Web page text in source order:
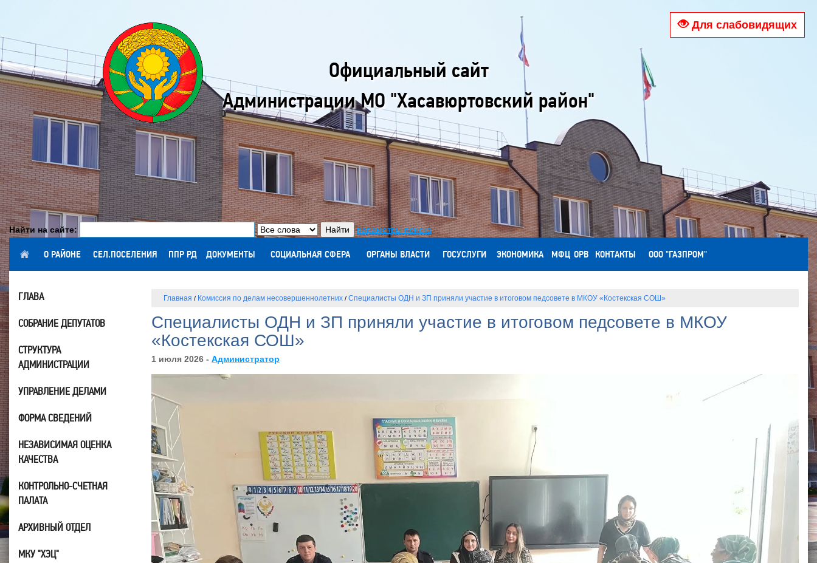
Для слабовидящих
Официальный сайт
Администрации МО "Хасавюртовский район"
Найти на сайте: параметры поиска
ГЛАВНАЯ О РАЙОНЕ СЕЛ.ПОСЕЛЕНИЯ ППР РД ДОКУМЕНТЫ СОЦИАЛЬНАЯ СФЕРА ОРГАНЫ ВЛАСТИ ГОСУСЛУГИ ЭКОНОМИКА МФЦ ОРВ КОНТАКТЫ ООО "ГАЗПРОМ"
Главная / Комиссия по делам несовершеннолетних / Специалисты ОДН и ЗП приняли участие в итоговом педсовете в МКОУ «Костекская СОШ»
Специалисты ОДН и ЗП приняли участие в итоговом педсовете в МКОУ
«Костекская СОШ»
1 июля 2026 - Администратор
ГЛАВА
СОБРАНИЕ ДЕПУТАТОВ
СТРУКТУРА
АДМИНИСТРАЦИИ
УПРАВЛЕНИЕ ДЕЛАМИ
ФОРМА СВЕДЕНИЙ
НЕЗАВИСИМАЯ ОЦЕНКА
КАЧЕСТВА
КОНТРОЛЬНО-СЧЕТНАЯ
ПАЛАТА
АРХИВНЫЙ ОТДЕЛ
МКУ "ХЭЦ"